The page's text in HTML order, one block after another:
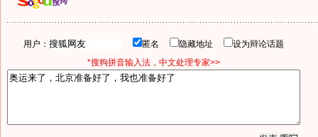
用户： 匿名 隐藏地址
设为辩论话题
*搜狗拼音输入法，中文处理专家>>